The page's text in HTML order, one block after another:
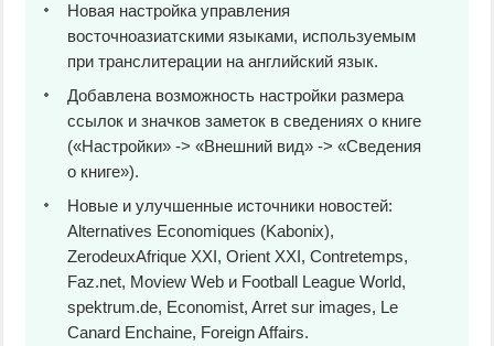
Новая настройка управления
восточноазиатскими языками, используемым
при транслитерации на английский язык.
Добавлена возможность настройки размера
ссылок и значков заметок в сведениях о книге
(«Настройки» -> «Внешний вид» -> «Сведения
о книге»).
Новые и улучшенные источники новостей:
Alternatives Economiques (Kabonix),
ZerodeuxAfrique XXI, Orient XXI, Contretemps,
Faz.net, Moview Web и Football League World,
spektrum.de, Economist, Arret sur images, Le
Canard Enchaine, Foreign Affairs.